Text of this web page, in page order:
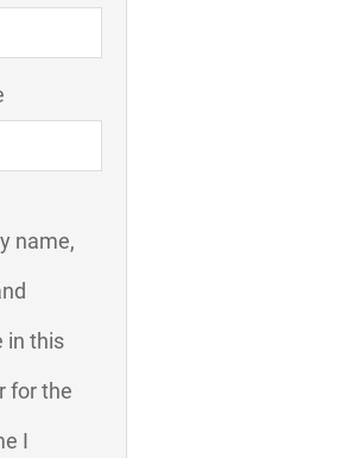
name,
in this
for the
I